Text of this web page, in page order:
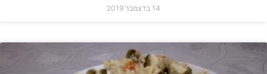
14 בדצמבר 2019